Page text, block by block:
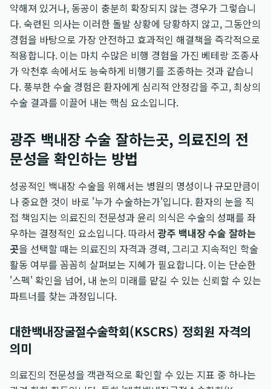
약해져 있거나, 동공이 충분히 확장되지 않는 경우가 그렇습니
다. 숙련된 의사는 이러한 돌발 상황에 당황하지 않고, 그동안의
경험을 바탕으로 가장 안전하고 효과적인 해결책을 즉각적으로
적용합니다. 이는 마치 수많은 비행 경험을 가진 베테랑 조종사
가 악천후 속에서도 능숙하게 비행기를 조종하는 것과 같습니
다. 풍부한 수술 경험은 환자에게 심리적 안정감을 주고, 최상의
수술 결과를 이끌어 내는 핵심 요소입니다.
광주 백내장 수술 잘하는곳, 의료진의 전
문성을 확인하는 방법
성공적인 백내장 수술을 위해서는 병원의 명성이나 규모만큼이
나 중요한 것이 바로 '누가 수술하는가'입니다. 환자의 눈을 직
접 책임지는 의료진의 전문성과 윤리 의식은 수술의 성패를 좌
우하는 결정적인 요소입니다. 따라서광주 백내장 수술 잘하는
곳을 선택할 때는 의료진의 자격과 경력, 그리고 지속적인 학술
활동 여부를 꼼꼼히 살펴보는 지혜가 필요합니다. 이는 단순한
'스펙' 확인을 넘어, 내 눈의 미래를 맡길 수 있는 신뢰할 수 있는
파트너를 찾는 과정입니다.
대한백내장굴절수술학회(KSCRS) 정회원 자격의
의미
의료진의 전문성을 객관적으로 확인할 수 있는 지표 중 하나는